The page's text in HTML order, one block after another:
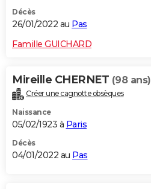
Décès
26/01/2022 au Pas
Famille GUICHARD
Mireille CHERNET (98 ans)
Créer une cagnotte obsèques
Naissance
05/02/1923 à Paris
Décès
04/01/2022 au Pas